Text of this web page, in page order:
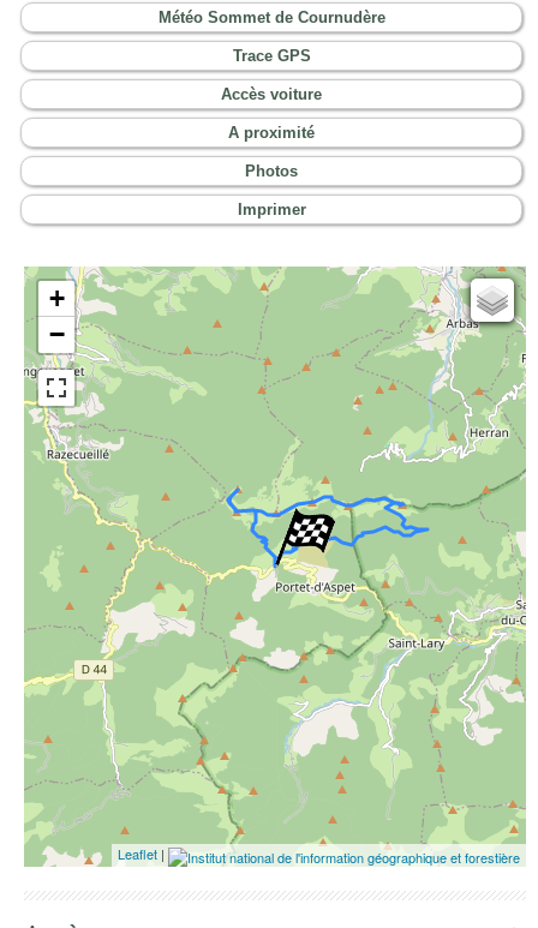
Météo Sommet de Cournudère
Trace GPS
Accès voiture
A proximité
Photos
Imprimer
+
−
Cartes IGN
Open Topo Map
Open Street Map
ESRI Word Imagery
Photographies aériennes
Leaflet |